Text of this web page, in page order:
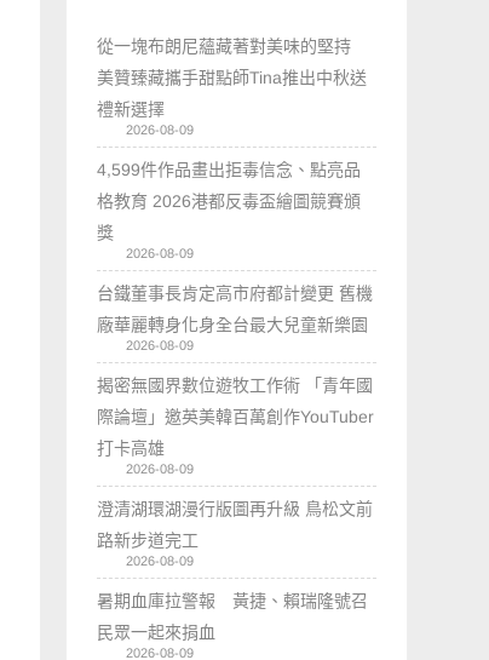
從一塊布朗尼蘊藏著對美味的堅持
美贊臻藏攜手甜點師Tina推出中秋送
禮新選擇
2026-08-09
4,599件作品畫出拒毒信念、點亮品
格教育 2026港都反毒盃繪圖競賽頒
獎
2026-08-09
台鐵董事長肯定高市府都計變更 舊機
廠華麗轉身化身全台最大兒童新樂園
2026-08-09
揭密無國界數位遊牧工作術 「青年國
際論壇」邀英美韓百萬創作YouTuber
打卡高雄
2026-08-09
澄清湖環湖漫行版圖再升級 鳥松文前
路新步道完工
2026-08-09
暑期血庫拉警報 黃捷、賴瑞隆號召
民眾一起來捐血
2026-08-09